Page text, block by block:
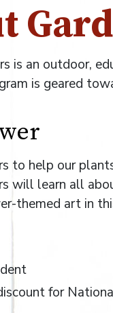
is an outdoor,
is geared
to help our
will learn all
themed art in
for